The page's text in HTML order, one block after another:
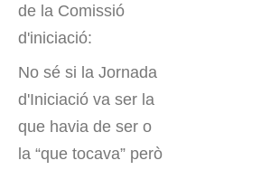
de la Comissió
d'iniciació:
No sé si la Jornada
d'Iniciació va ser la
que havia de ser o
la “que tocava” però